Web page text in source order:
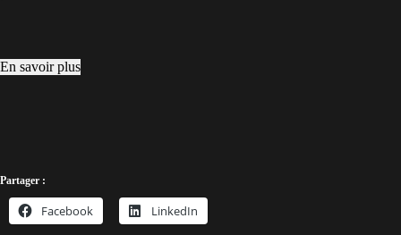
En savoir plus
Partager :
Facebook LinkedIn